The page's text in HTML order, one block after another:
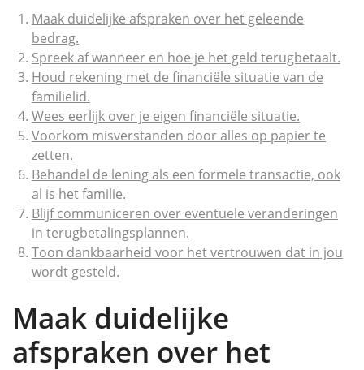
Maak duidelijke afspraken over het geleende
bedrag.
Spreek af wanneer en hoe je het geld terugbetaalt.
Houd rekening met de financiële situatie van de
familielid.
Wees eerlijk over je eigen financiële situatie.
Voorkom misverstanden door alles op papier te
zetten.
Behandel de lening als een formele transactie, ook
al is het familie.
Blijf communiceren over eventuele veranderingen
in terugbetalingsplannen.
Toon dankbaarheid voor het vertrouwen dat in jou
wordt gesteld.
Maak duidelijke
afspraken over het